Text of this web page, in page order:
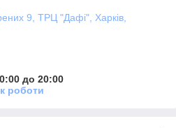
9, ТРЦ "Дафі", Харків,
до 20:00
роботи